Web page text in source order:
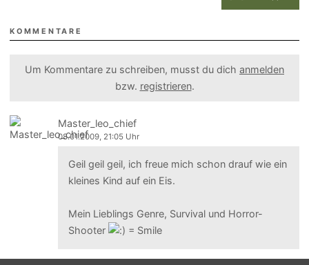
KOMMENTARE
Um Kommentare zu schreiben, musst du dich anmelden
bzw. registrieren.
Master_leo_chief
08.01.2009, 21:05 Uhr
Geil geil geil, ich freue mich schon drauf wie ein
kleines Kind auf ein Eis.
Mein Lieblings Genre, Survival und Horror-
Shooter